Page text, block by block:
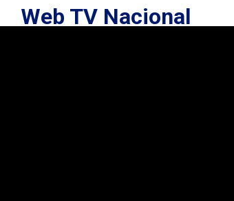
Web TV Nacional